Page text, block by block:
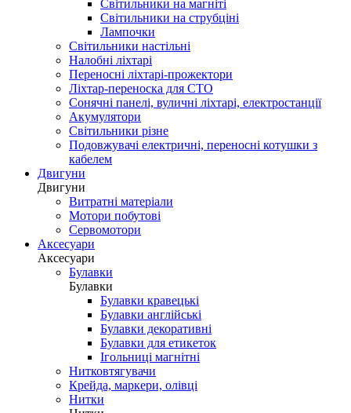
Світильники на магніті
Світильники на струбціні
Лампочки
Світильники настільні
Налобні ліхтарі
Переносні ліхтарі-прожектори
Ліхтар-переноска для СТО
Сонячні панелі, вуличні ліхтарі, електростанції
Акумулятори
Світильники різне
Подовжувачі електричні, переносні котушки з
кабелем
Двигуни
Двигуни
Витратні матеріали
Мотори побутові
Сервомотори
Аксесуари
Аксесуари
Булавки
Булавки
Булавки кравецькі
Булавки англійські
Булавки декоративні
Булавки для етикеток
Ігольниці магнітні
Нитковтягувачи
Крейда, маркери, олівці
Нитки